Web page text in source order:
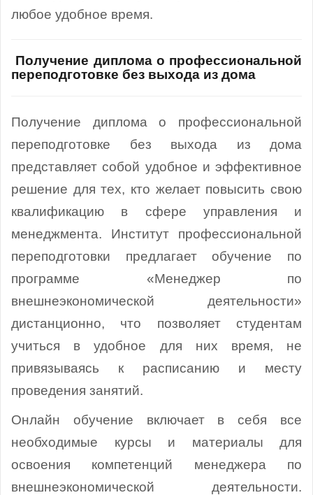
любое удобное время.
Получение диплома о профессиональной
переподготовке без выхода из дома
Получение диплома о профессиональной
переподготовке без выхода из дома
представляет собой удобное и эффективное
решение для тех, кто желает повысить свою
квалификацию в сфере управления и
менеджмента. Институт профессиональной
переподготовки предлагает обучение по
программе «Менеджер по
внешнеэкономической деятельности»
дистанционно, что позволяет студентам
учиться в удобное для них время, не
привязываясь к расписанию и месту
проведения занятий.
Онлайн обучение включает в себя все
необходимые курсы и материалы для
освоения компетенций менеджера по
внешнеэкономической деятельности.